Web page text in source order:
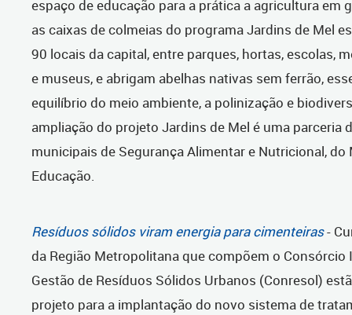
espaço de educação para a prática a agricultura em
as caixas de colmeias do programa Jardins de Mel
90 locais da capital, entre parques, hortas, escolas,
e museus, e abrigam abelhas nativas sem ferrão,
equilíbrio do meio ambiente, a polinização e
ampliação do projeto Jardins de Mel é uma parceria
municipais de Segurança Alimentar e Nutricional, do
Educação.
Resíduos sólidos viram energia para cimenteiras-
da Região Metropolitana que compõem o
Gestão de Resíduos Sólidos Urbanos (Conresol)
projeto para a implantação do novo sistema de